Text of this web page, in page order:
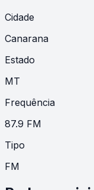
Cidade
Canarana
Estado
MT
Frequência
87.9 FM
Tipo
FM